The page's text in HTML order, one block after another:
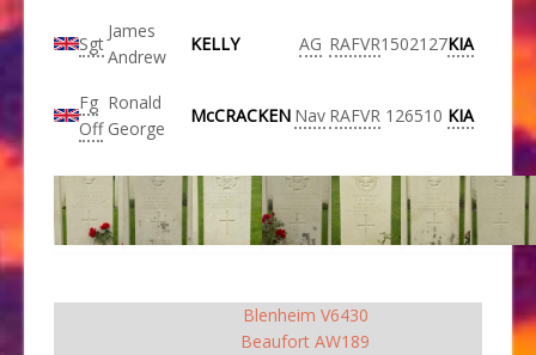
Sgt
James
Andrew
KELLY AG RAFVR1502127KIA
Fg
Off
Ronald
George
McCRACKEN Nav RAFVR 126510 KIA
Blenheim V6430
Beaufort AW189